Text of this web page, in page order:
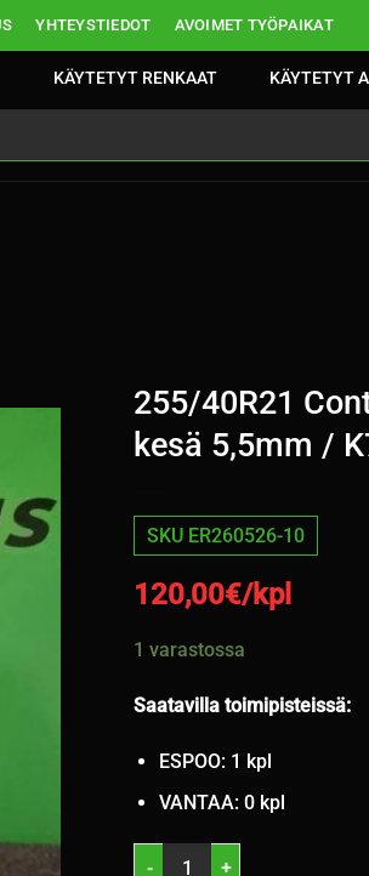
YHTEYSTIEDOT AVOIMET TYÖPAIKAT
KÄYTETYT RENKAAT KÄYTETYT
255/40R21
kesä 5,5mm /
SKU ER260526-10
120,00€/kpl
1 varastossa
Saatavilla toimipisteissä:
ESPOO: 1 kpl
VANTAA: 0 kpl
255/40R21 Continental